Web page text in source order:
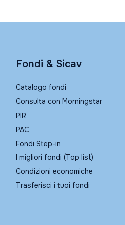
Fondi & Sicav
Catalogo fondi
Consulta con Morningstar
PIR
PAC
Fondi Step-in
I migliori fondi (Top list)
Condizioni economiche
Trasferisci i tuoi fondi